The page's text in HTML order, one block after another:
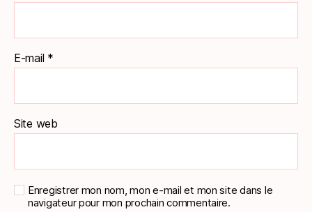
E-mail *
Site web
Enregistrer mon nom, mon e-mail et mon site dans le
navigateur pour mon prochain commentaire.